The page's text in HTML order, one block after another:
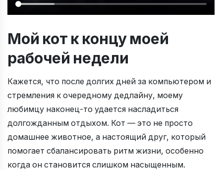
Мой кот к концу моей
рабочей недели
Кажется, что после долгих дней за компьютером и
стремления к очередному дедлайну, моему
любимцу наконец-то удается насладиться
долгожданным отдыхом. Кот — это не просто
домашнее животное, а настоящий друг, который
помогает сбалансировать ритм жизни, особенно
когда он становится слишком насыщенным.